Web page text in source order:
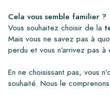
Cela vous semble familier ?
Vous souhaitez choisir de la
Mais vous ne savez pas à
perdu et vous n’arrivez pas à
En ne choisissant pas, vous
souhaité. Nous le